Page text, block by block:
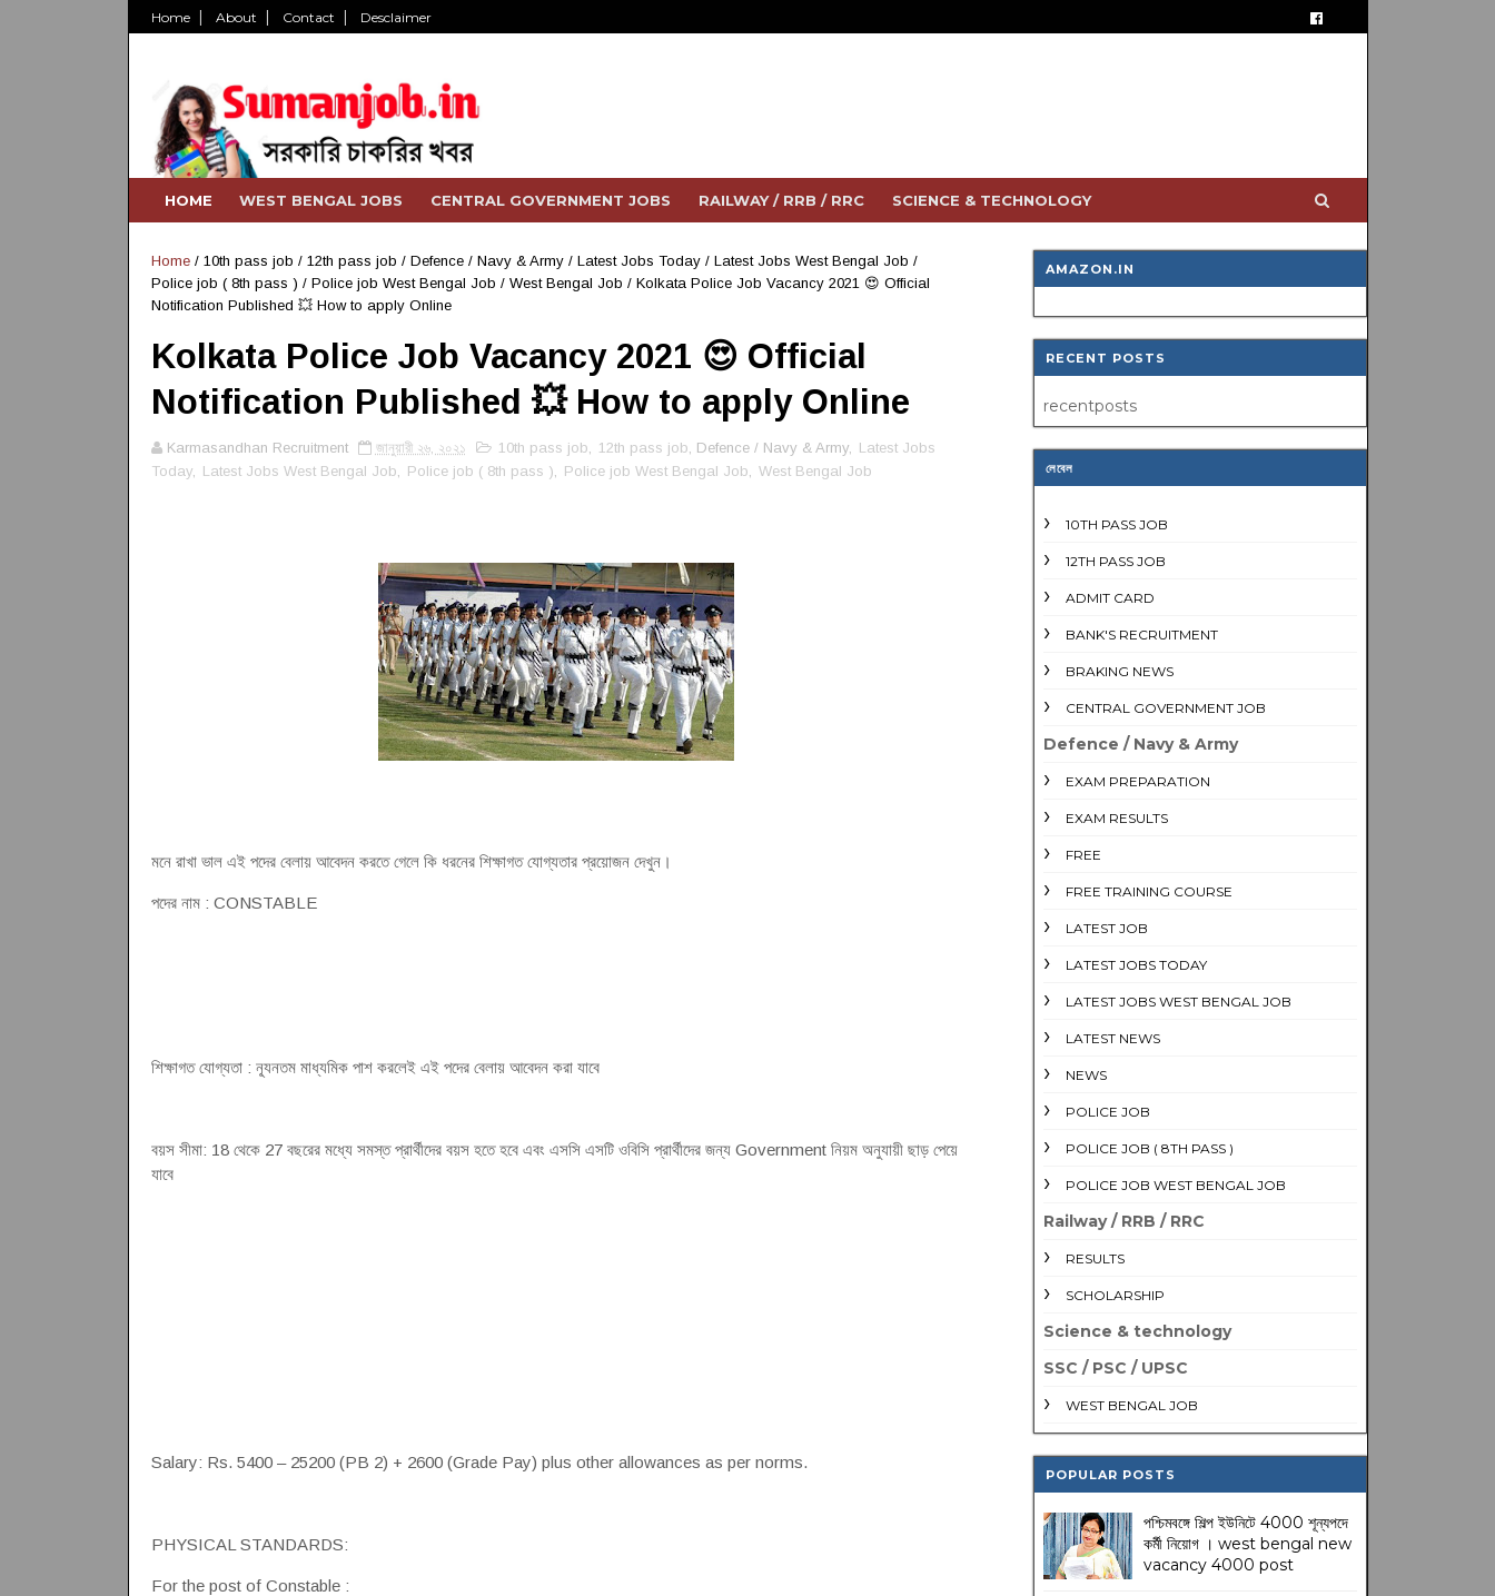
Home About Contact Desclaimer
HOME WEST BENGAL JOBS CENTRAL GOVERNMENT JOBS RAILWAY / RRB / RRC SCIENCE & TECHNOLOGY
Home/ 10th pass job / 12th pass job / Defence / Navy & Army/ Latest Jobs Today/ Latest Jobs West Bengal Job /
Police job ( 8th pass ) / Police job West Bengal Job / West Bengal Job / Kolkata Police Job Vacancy 2021 😍 Official
Notification Published 💥 How to apply Online
Kolkata Police Job Vacancy 2021 😍 Official
Notification Published 💥 How to apply Online
Karmasandhan Recruitment জানুয়ারী ২৬, ২০২১ 10th pass job, 12th pass job, Defence / Navy & Army, Latest Jobs
Today, Latest Jobs West Bengal Job, Police job ( 8th pass ), Police job West Bengal Job, West Bengal Job
মনে রাখা ভাল এই পদের বেলায় আবেদন করতে গেলে কি ধরনের শিক্ষাগত যোগ্যতার প্রয়োজন দেখুন।
পদের নাম : CONSTABLE
শিক্ষাগত যোগ্যতা : ন্যূনতম মাধ্যমিক পাশ করলেই এই পদের বেলায় আবেদন করা যাবে
বয়স সীমা: 18 থেকে 27 বছরের মধ্যে সমস্ত প্রার্থীদের বয়স হতে হবে এবং এসসি এসটি ওবিসি প্রার্থীদের জন্য Government নিয়ম অনুযায়ী ছাড় পেয়ে
যাবে
Salary: Rs. 5400 – 25200 (PB 2) + 2600 (Grade Pay) plus other allowances as per norms.
PHYSICAL STANDARDS:
For the post of Constable :
AMAZON.IN
RECENT POSTS
recentposts
লেবেল
10TH PASS JOB
12TH PASS JOB
ADMIT CARD
BANK'S RECRUITMENT
BRAKING NEWS
CENTRAL GOVERNMENT JOB
Defence / Navy & Army
EXAM PREPARATION
EXAM RESULTS
FREE
FREE TRAINING COURSE
LATEST JOB
LATEST JOBS TODAY
LATEST JOBS WEST BENGAL JOB
LATEST NEWS
NEWS
POLICE JOB
POLICE JOB ( 8TH PASS )
POLICE JOB WEST BENGAL JOB
Railway / RRB / RRC
RESULTS
SCHOLARSHIP
Science & technology
SSC / PSC / UPSC
WEST BENGAL JOB
POPULAR POSTS
পশ্চিমবঙ্গে শিল্প ইউনিটে 4000 শূন্যপদে
কর্মী নিয়োগ । west bengal new
vacancy 4000 post